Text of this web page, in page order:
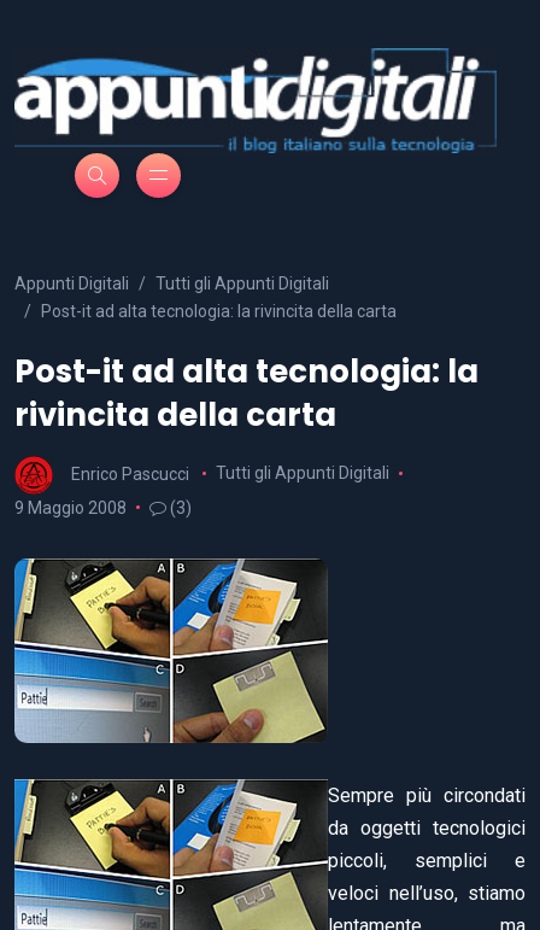
Appunti Digitali
Tutti gli Appunti Digitali
Post-it ad alta tecnologia: la rivincita della carta
Post-it ad alta tecnologia: la
rivincita della carta
Enrico Pascucci
Tutti gli Appunti Digitali
9 Maggio 2008
(3)
Sempre più circondati
da oggetti tecnologici
piccoli, semplici e
veloci nell’uso, stiamo
lentamente ma